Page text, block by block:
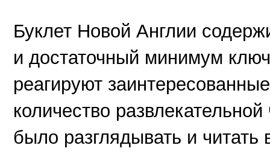
Буклет Новой Англии
и достаточный минимум
реагируют
количество
было разглядывать и